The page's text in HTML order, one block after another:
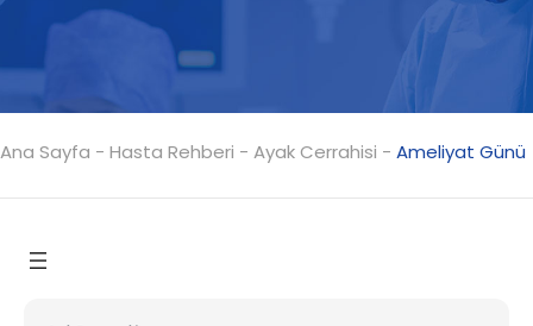
Ana Sayfa - Hasta Rehberi - Ayak Cerrahisi - Ameliyat Günü